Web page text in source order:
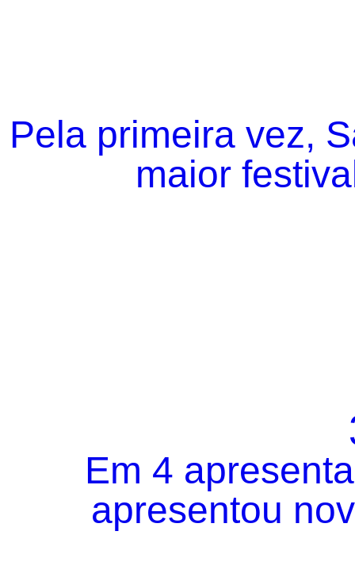
Pela primeira vez,
maior
Em 4
apresentou